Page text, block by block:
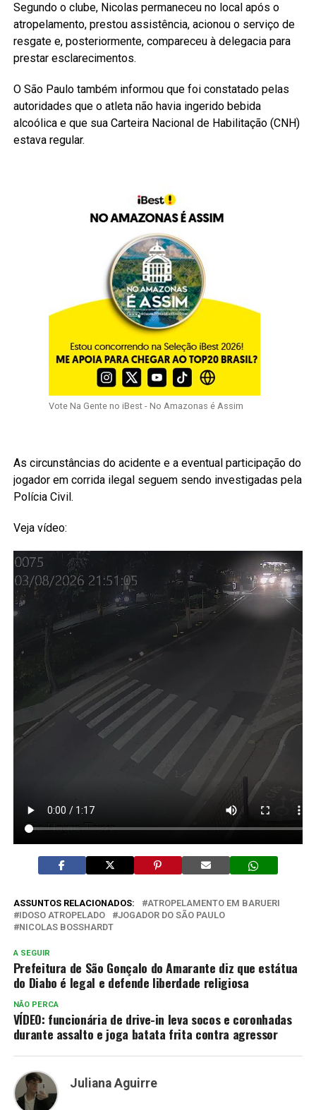
Segundo o clube, Nicolas permaneceu no local após o
atropelamento, prestou assistência, acionou o serviço de
resgate e, posteriormente, compareceu à delegacia para
prestar esclarecimentos.
O São Paulo também informou que foi constatado pelas
autoridades que o atleta não havia ingerido bebida
alcoólica e que sua Carteira Nacional de Habilitação (CNH)
estava regular.
Vote Na Gente no iBest - No Amazonas é Assim
As circunstâncias do acidente e a eventual participação do
jogador em corrida ilegal seguem sendo investigadas pela
Polícia Civil.
Veja vídeo:
ASSUNTOS RELACIONADOS:
ATROPELAMENTO EM BARUERI
IDOSO ATROPELADO
JOGADOR DO SÃO PAULO
NICOLAS BOSSHARDT
A SEGUIR
Prefeitura de São Gonçalo do Amarante diz que estátua
do Diabo é legal e defende liberdade religiosa
NÃO PERCA
VÍDEO: funcionária de drive-in leva socos e coronhadas
durante assalto e joga batata frita contra agressor
Juliana Aguirre